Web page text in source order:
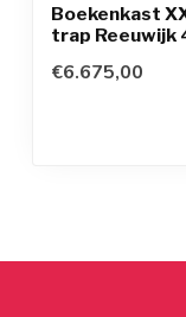
Boekenkast
trap Reeuwijk
€6.675,00